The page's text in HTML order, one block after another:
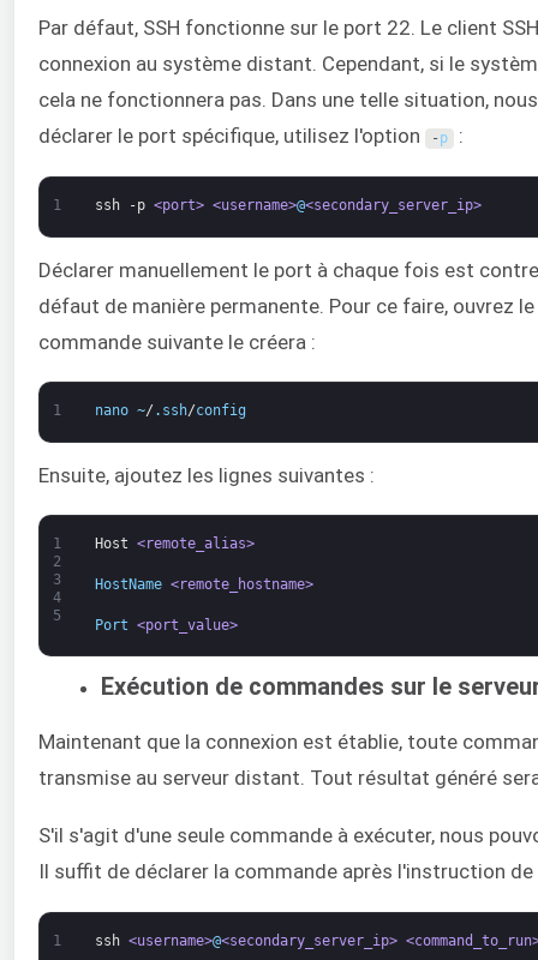
Par défaut, SSH fonctionne sur le port 22. Le client
connexion au système distant. Cependant, si le
cela ne fonctionnera pas. Dans une telle situation,
déclarer le port spécifique, utilisez l'option
- p :
1 ssh -p <port> <username>@<secondary_server_ip>
Déclarer manuellement le port à chaque fois est
défaut de manière permanente. Pour ce faire, ouvrez
commande suivante le créera :
1 nano ~/ . ssh/config
Ensuite, ajoutez les lignes suivantes :
1
2
3
4
5
Host <remote_alias>
HostName <remote_hostname>
Port <port_value>
Exécution de commandes sur le
Maintenant que la connexion est établie, toute
transmise au serveur distant. Tout résultat généré
S'il s'agit d'une seule commande à exécuter, nous
Il suffit de déclarer la commande après l'instruction de
1 ssh <username>@<secondary_server_ip>